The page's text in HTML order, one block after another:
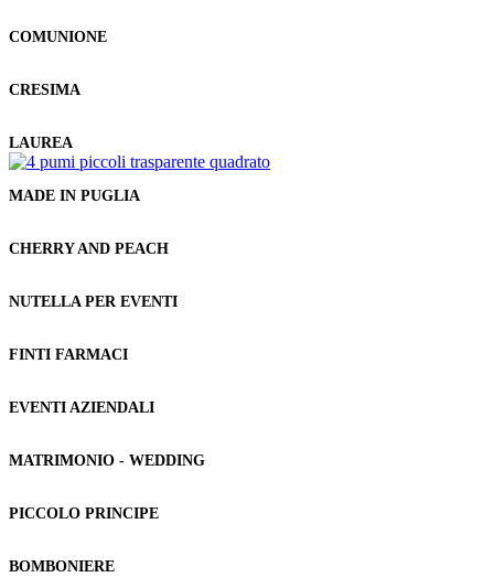
COMUNIONE
CRESIMA
LAUREA
MADE IN PUGLIA
CHERRY AND PEACH
NUTELLA PER EVENTI
FINTI FARMACI
EVENTI AZIENDALI
MATRIMONIO - WEDDING
PICCOLO PRINCIPE
BOMBONIERE